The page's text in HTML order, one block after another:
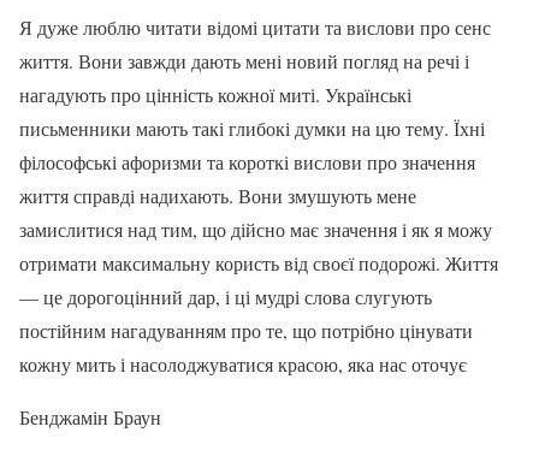
Я дуже люблю читати відомі цитати та вислови про сенс
життя. Вони завжди дають мені новий погляд на речі і
нагадують про цінність кожної миті. Українські
письменники мають такі глибокі думки на цю тему. Їхні
філософські афоризми та короткі вислови про значення
життя справді надихають. Вони змушують мене
замислитися над тим, що дійсно має значення і як я можу
отримати максимальну користь від своєї подорожі. Життя
— це дорогоцінний дар, і ці мудрі слова слугують
постійним нагадуванням про те, що потрібно цінувати
кожну мить і насолоджуватися красою, яка нас оточує
Бенджамін Браун